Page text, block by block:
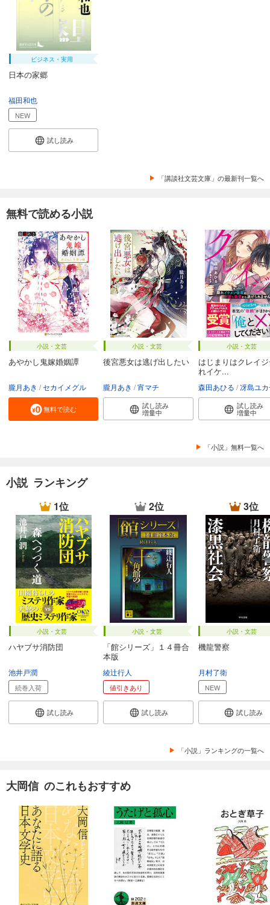
ビジネス・実用
日本の家郷
福田和也
NEW
試し読み
「講談社文芸文庫」の最新刊一覧へ
無料で読める小説
小説・文芸
あやかし鬼嫁婚姻譚
朧月あき セカイメグル
無料で読む
小説・文芸
後宮悪女は逃げ出したい
朧月あき 宵マチ
試し読み
増量中
小説・文芸
はじまりはクレイ
れイケ...
森田あひる 冴島ユ
試し読み
増量中
「小説」無料一覧へ
小説 ランキング
1位
小説・文芸
ハヤブサ消防団
池井戸潤
続巻入荷
試し読み
2位
小説・文芸
「館シリーズ」１４冊合
本版
綾辻行人
値引きあり
試し読み
3位
小説・文芸
機龍警察
月村了衛
NEW
試し読み
「小説」ランキングの一覧へ
大岡信 のこれもおすすめ